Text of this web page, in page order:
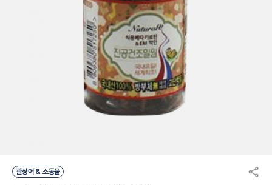
관상어 & 소동물